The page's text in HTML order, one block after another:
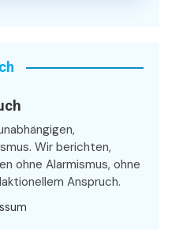
Wir berichten,
ohne Alarmismus, ohne
Anspruch.